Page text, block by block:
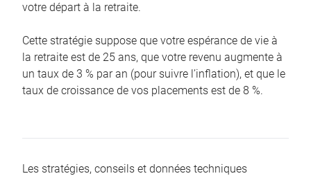
votre départ à la retraite.
Cette stratégie suppose que votre espérance de vie à
la retraite est de 25 ans, que votre revenu augmente à
un taux de 3 % par an (pour suivre l’inflation), et que le
taux de croissance de vos placements est de 8 %.
Les stratégies, conseils et données techniques